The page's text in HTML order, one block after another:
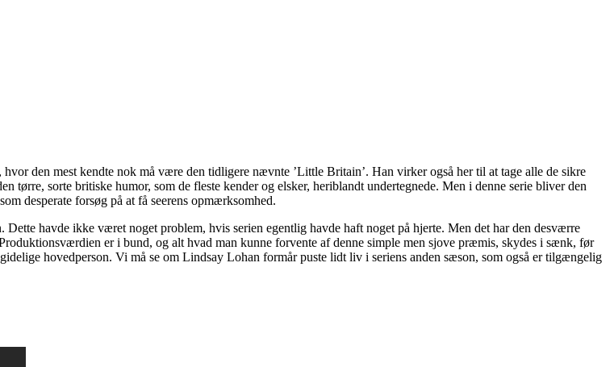
den mest kendte nok må være den tidligere nævnte ’Little Britain’. Han virker også her til at tage alle de sikre
tørre, sorte britiske humor, som de fleste kender og elsker, heriblandt undertegnede. Men i denne serie bliver den
desperate forsøg på at få seerens opmærksomhed.
havde ikke været noget problem, hvis serien egentlig havde haft noget på hjerte. Men det har den desværre
er i bund, og alt hvad man kunne forvente af denne simple men sjove præmis, skydes i sænk, før
hovedperson. Vi må se om Lindsay Lohan formår puste lidt liv i seriens anden sæson, som også er tilgængelig